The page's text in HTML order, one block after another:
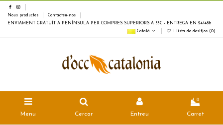
Nous productes
Contacteu-nos
ENVIAMENT GRATUÏT A PENÍNSULA PER COMPRES SUPERIORS A 55€ - ENTREGA EN 24/48h
Català
Llista de desitjos (0)
Menu Cercar Entreu
0
Carret